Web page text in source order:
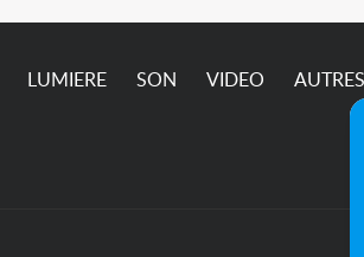
LUMIERE SON VIDEO AUTRES